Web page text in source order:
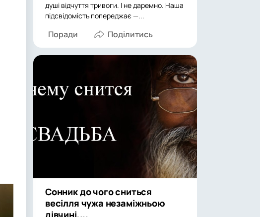
душі відчуття тривоги. І не даремно. Наша
підсвідомість попереджає —...
Поради
Сонник до чого сниться
весілля чужа незаміжньою
дівчині,...